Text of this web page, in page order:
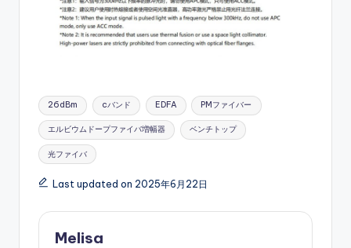
Tags:
26dBm cバンド EDFA PMファイバー
エルビウムドープファイバ増幅器 ベンチトップ
光ファイバ
Last updated on 2025年6月22日
Melisa